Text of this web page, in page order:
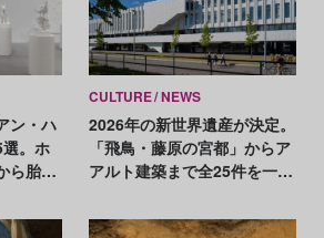
ン・ハ
。ホ
ら胎児
CULTURE NEWS
2026年の新世界遺産が決定。
「飛鳥・藤原の宮都」からア
アルト建築まで全25件を一挙